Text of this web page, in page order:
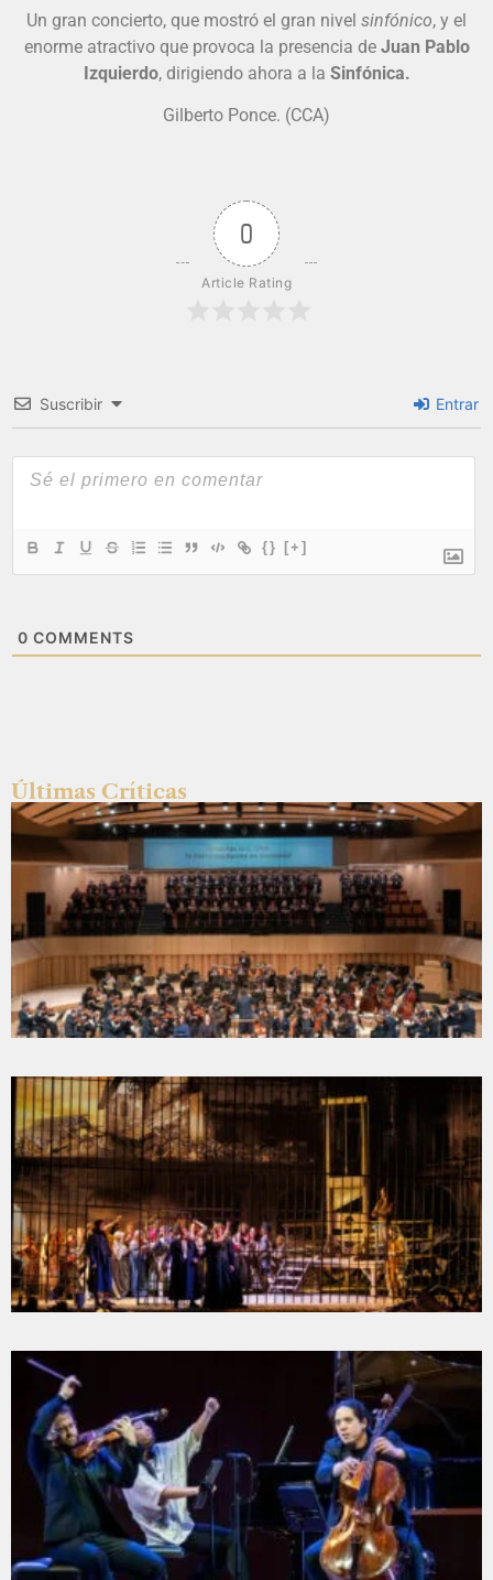
Un gran concierto, que mostró el gran nivel sinfónico, y el
enorme atractivo que provoca la presencia de Juan Pablo
Izquierdo, dirigiendo ahora a la Sinfónica.
Gilberto Ponce. (CCA)
0
Article Rating
Suscribir Entrar
{} [+]
0 COMMENTS
Últimas Críticas